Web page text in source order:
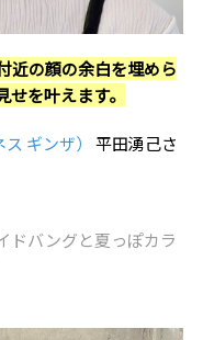
近の顔の余白を埋めら
を叶えます。
ギンザ）
平田湧己さ
ドバングと夏っぽカラ